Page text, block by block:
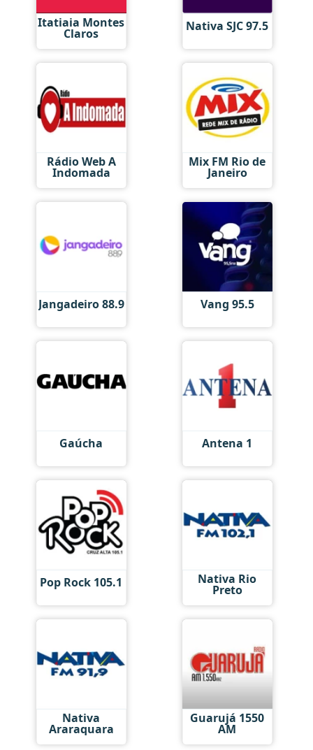
Itatiaia Montes
Claros Nativa SJC 97.5
Rádio Web A
Indomada
Mix FM Rio de
Janeiro
Jangadeiro 88.9 Vang 95.5
Gaúcha Antena 1
Pop Rock 105.1 Nativa Rio
Preto
Nativa
Araraquara
Guarujá 1550
AM